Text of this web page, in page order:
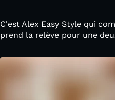
C'est Alex Easy Style qui
prend la relève pour une